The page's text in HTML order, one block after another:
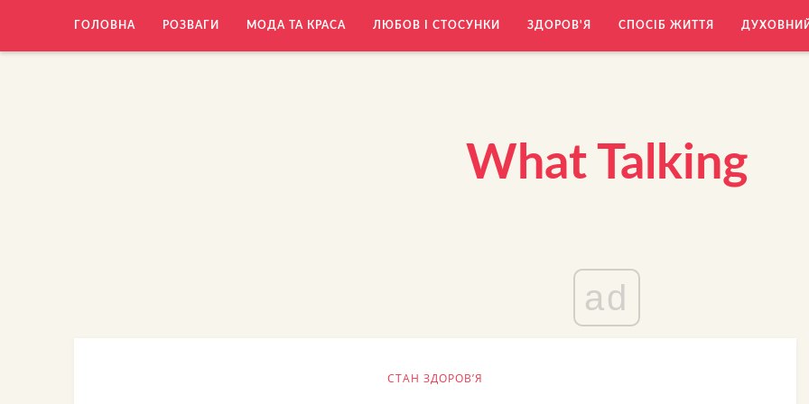
ГОЛОВНА РОЗВАГИ МОДА ТА КРАСА ЛЮБОВ І СТОСУНКИ ЗДОРОВ'Я СПОСІБ ЖИТТЯ ДУХОВНИЙ
What Talking
ad
СТАН ЗДОРОВ’Я